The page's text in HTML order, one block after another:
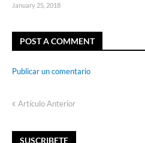
January 25, 2018
POST A COMMENT
Publicar un comentario
Artículo Anterior
SUSCRIBETE